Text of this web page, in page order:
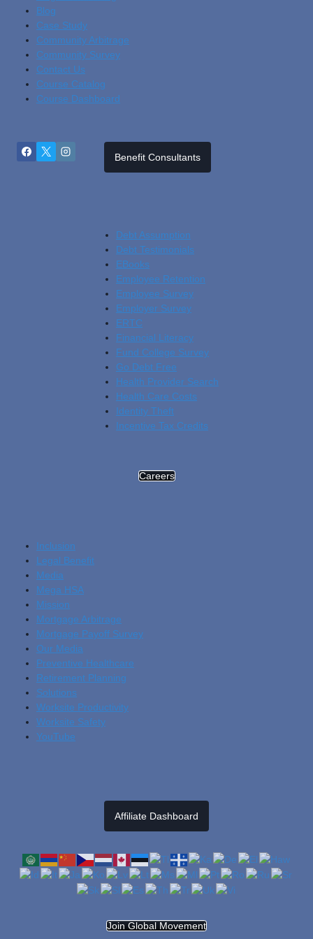
Blog
CasE Study
Community Arbitrage
Community Survey
Contact Us
Course Catalog
Course Dashboard
Benefit Consultants
Debt Assumption
Debt Testimonials
EBooks
Employee Retention
Employee Survey
Employer Survey
ERTC
Financial Literacy
Fund College Survey
Go Debt Free
Health Provider Search
Health Care Costs
Identity Theft
Incentive Tax Credits
Careers
Inclusion
Legal Benefit
Media
Mega HSA
Mission
Mortgage Arbitrage
Mortgage Payoff Survey
Our Media
Preventive Healthcare
Retirement Planning
Solutions
Worksite Productivity
Worksite Safety
YouTube
Affiliate Dashboard
Join Global Movement